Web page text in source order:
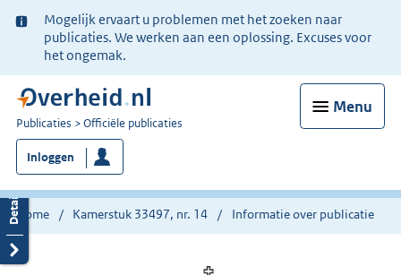
Ter
informatie:
Mogelijk ervaart u problemen met het zoeken naar
publicaties. We werken aan een oplossing. Excuses voor
het ongemak.
Menu
U
bent
nu
hier:
Publicaties Officiële publicaties
Inloggen
Home Kamerstuk 33497, nr. 14 Informatie over publicatie